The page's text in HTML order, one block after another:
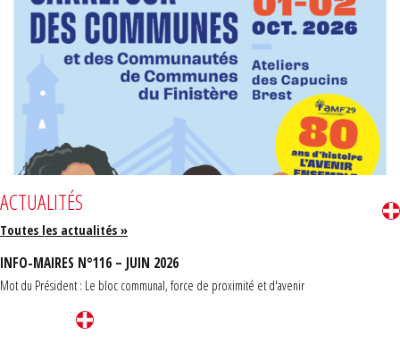
ACTUALITÉS
Toutes les actualités »
INFO-MAIRES N°116 – JUIN 2026
Mot du Président : Le bloc communal, force de proximité et d'avenir